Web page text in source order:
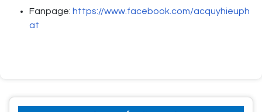
Fanpage: https://www.facebook.com/acquyhieuph
at